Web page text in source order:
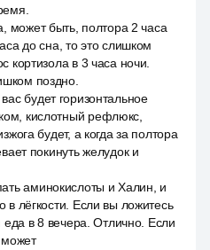
может быть, полтора 2 часа
до сна, то это слишком
кортизола в 3 часа ночи.
поздно.
будет горизонтальное
кислотный рефлюкс,
будет, а когда за полтора
покинуть желудок и
аминокислоты и Халин, и
лёгкости. Если вы ложитесь
еда в 8 вечера. Отлично. Если
может